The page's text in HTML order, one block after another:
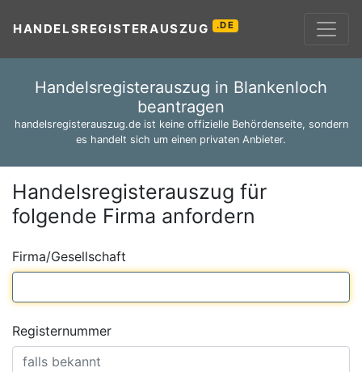
HANDELSREGISTERAUSZUG .DE
Handelsregisterauszug in Blankenloch
beantragen
handelsregisterauszug.de ist keine offizielle Behördenseite, sondern
es handelt sich um einen privaten Anbieter.
Handelsregisterauszug für
folgende Firma anfordern
Firma/Gesellschaft
Registernummer